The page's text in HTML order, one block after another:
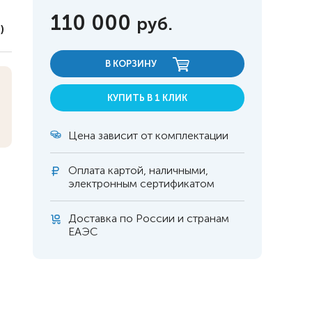
110 000 руб.
В КОРЗИНУ
КУПИТЬ В 1 КЛИК
Цена зависит от комплектации
Оплата картой, наличными,
электронным сертификатом
Доставка по России и странам
ЕАЭС